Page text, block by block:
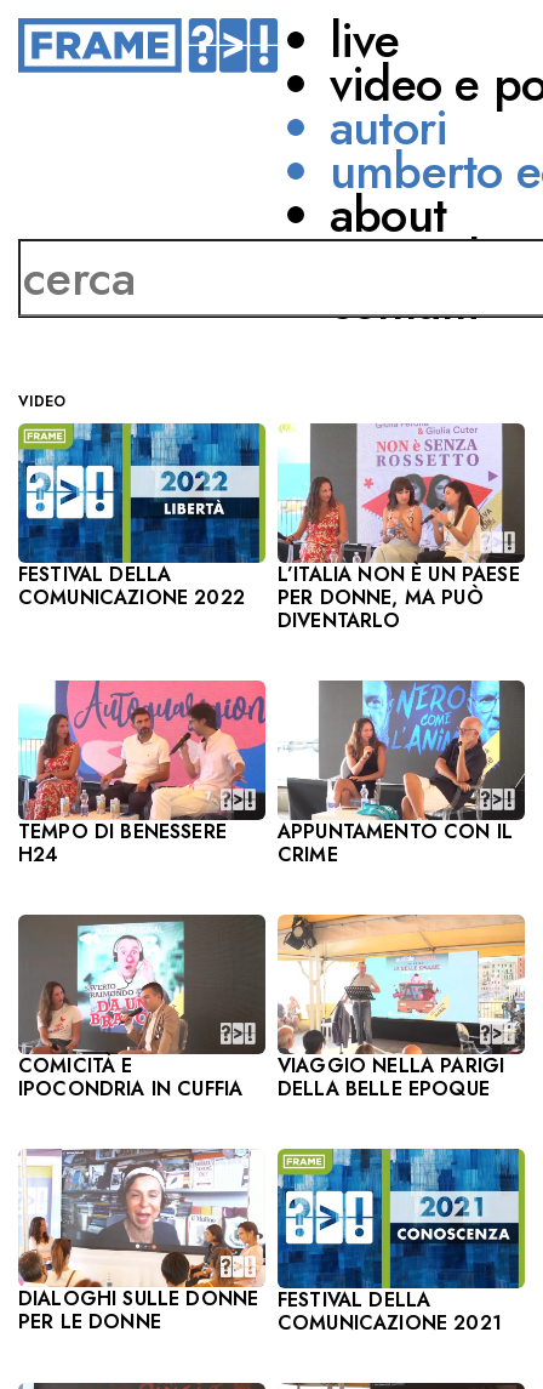
live
video e
autori
umberto
about
network
contatti
Andrea Federica de
Cesco
VIDEO
FESTIVAL DELLA
COMUNICAZIONE 2022
L’ITALIA NON È UN PAESE
PER DONNE, MA PUÒ
DIVENTARLO
TEMPO DI BENESSERE
H24
APPUNTAMENTO CON IL
CRIME
COMICITÀ E
IPOCONDRIA IN CUFFIA
VIAGGIO NELLA PARIGI
DELLA BELLE EPOQUE
DIALOGHI SULLE DONNE
PER LE DONNE
FESTIVAL DELLA
COMUNICAZIONE 2021